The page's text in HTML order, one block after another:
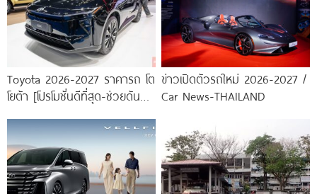
Toyota 2026-2027 ราคารถ โต
โยต้า [โปรโมชั่นดีที่สุด-ช่วยดันทุก
ข่าวเปิดตัวรถใหม่ 2026-2027 /
Car News-THAILAND